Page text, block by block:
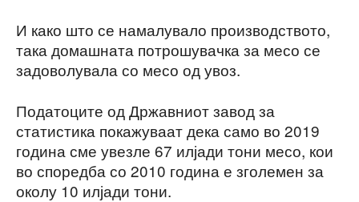
И како што се намалувало производството,
така домашната потрошувачка за месо се
задоволувала со месо од увоз.
Податоците од Државниот завод за
статистика покажуваат дека само во 2019
година сме увезле 67 илјади тони месо, кои
во споредба со 2010 година е зголемен за
околу 10 илјади тони.